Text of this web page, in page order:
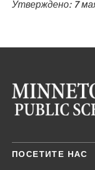
Утверждено: 7
ПОСЕТИТЕ НАС